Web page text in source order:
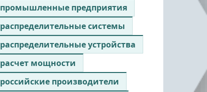
промышленные предприятия
распределительные системы
распределительные устройства
расчет мощности
российские производители